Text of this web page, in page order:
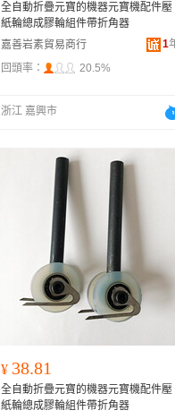
全自動折疊元寶的機器元寶機配件壓
紙輪總成膠輪組件帶折角器
嘉善岩素貿易商行
1
回頭率：
20.5%
浙江 嘉興市
¥ 38.81
全自動折疊元寶的機器元寶機配件壓
紙輪總成膠輪組件帶折角器